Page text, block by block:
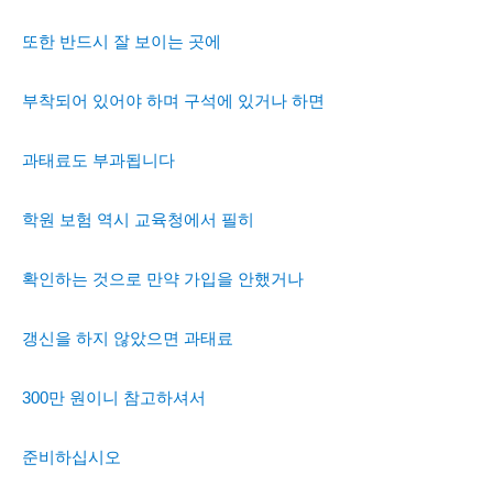
또한 반드시 잘 보이는 곳에
부착되어 있어야 하며 구석에 있거나 하면
과태료도 부과됩니다
학원 보험 역시 교육청에서 필히
확인하는 것으로 만약 가입을 안했거나
갱신을 하지 않았으면 과태료
300만 원이니 참고하셔서
준비하십시오